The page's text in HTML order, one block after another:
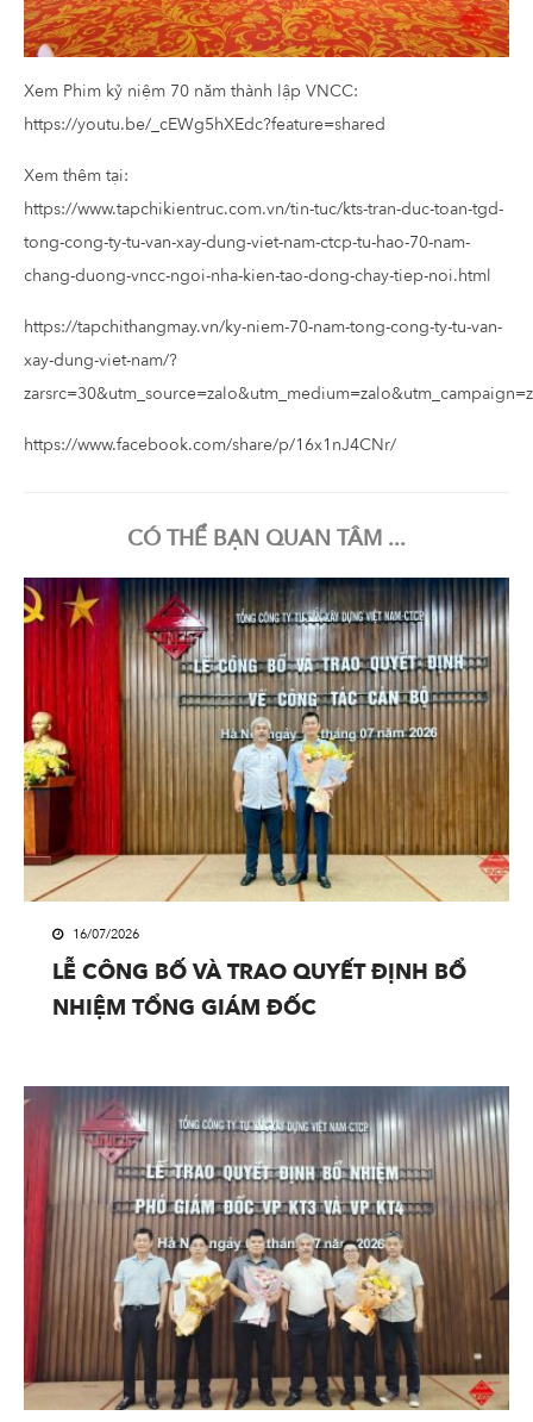
Xem Phim kỷ niệm 70 năm thành lập VNCC:
https://youtu.be/_cEWg5hXEdc?feature=shared
Xem thêm tại:
https://www.tapchikientruc.com.vn/tin-tuc/kts-tran-duc-toan-tgd-
tong-cong-ty-tu-van-xay-dung-viet-nam-ctcp-tu-hao-70-nam-
chang-duong-vncc-ngoi-nha-kien-tao-dong-chay-tiep-noi.html
https://tapchithangmay.vn/ky-niem-70-nam-tong-cong-ty-tu-van-
xay-dung-viet-nam/?
https://www.facebook.com/share/p/16x1nJ4CNr/
CÓ THỂ BẠN QUAN TÂM ...
16/07/2026
LỄ CÔNG BỐ VÀ TRAO QUYẾT ĐỊNH BỔ
NHIỆM TỔNG GIÁM ĐỐC